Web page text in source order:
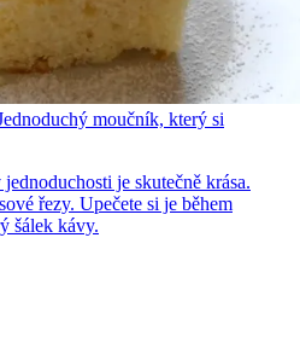
moučník, který si
je skutečně krása.
řezy. Upečete si je během
šálek kávy.